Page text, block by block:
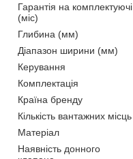
Гарантія на комплектуючі
(міс)
Глибина (мм)
Діапазон ширини (мм)
Керування
Комплектація
Країна бренду
Кількість вантажних місць
Матеріал
Наявність донного